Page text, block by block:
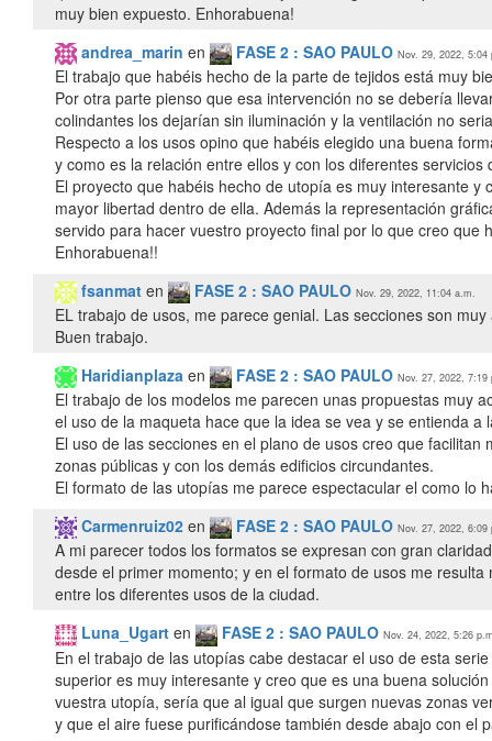
muy bien expuesto. Enhorabuena!
andrea_marin en FASE 2 : SAO PAULO Nov. 29, 2022, 5:04
El trabajo que habéis hecho de la parte de tejidos está muy
Por otra parte pienso que esa intervención no se debería
colindantes los dejarían sin iluminación y la ventilación no
Respecto a los usos opino que habéis elegido una buena
y como es la relación entre ellos y con los diferentes servicios
El proyecto que habéis hecho de utopía es muy interesante
mayor libertad dentro de ella. Además la representación
servido para hacer vuestro proyecto final por lo que creo
Enhorabuena!!
fsanmat en FASE 2 : SAO PAULO Nov. 29, 2022, 11:04 a.m.
EL trabajo de usos, me parece genial. Las secciones son
Buen trabajo.
Haridianplaza en FASE 2 : SAO PAULO Nov. 27, 2022, 7:19
El trabajo de los modelos me parecen unas propuestas muy
el uso de la maqueta hace que la idea se vea y se entienda a
El uso de las secciones en el plano de usos creo que
zonas públicas y con los demás edificios circundantes.
El formato de las utopías me parece espectacular el como lo
Carmenruiz02 en FASE 2 : SAO PAULO Nov. 27, 2022, 6:09
A mi parecer todos los formatos se expresan con gran
desde el primer momento; y en el formato de usos me
entre los diferentes usos de la ciudad.
Luna_Ugart en FASE 2 : SAO PAULO Nov. 24, 2022, 5:26
En el trabajo de las utopías cabe destacar el uso de esta
superior es muy interesante y creo que es una buena
vuestra utopía, sería que al igual que surgen nuevas zonas